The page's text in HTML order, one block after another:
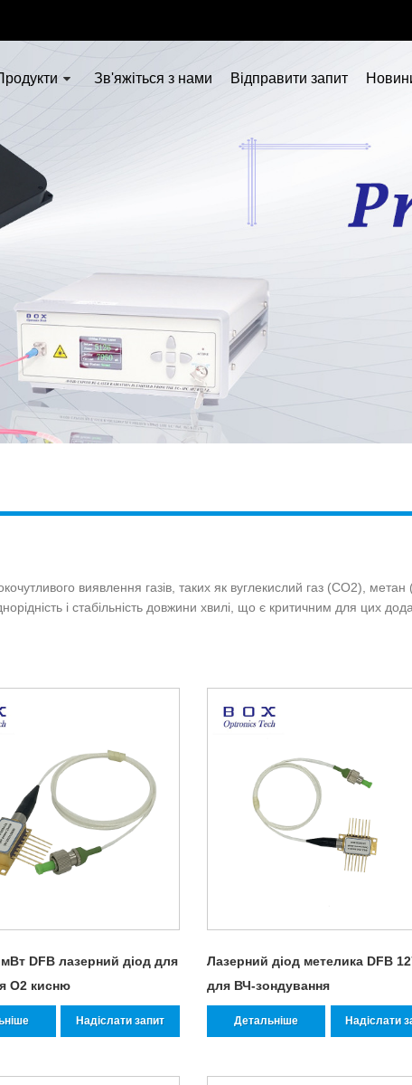
Зв'яжіться з нами Відправити запит
виявлення газів, таких як вуглекислий газ (CO2),
і стабільність довжини хвилі, що є критичним для цих
DFB лазерний діод для
O2 кисню
Надіслати запит
Лазерний діод метелика DFB
для ВЧ-зондування
Детальніше Надіслати